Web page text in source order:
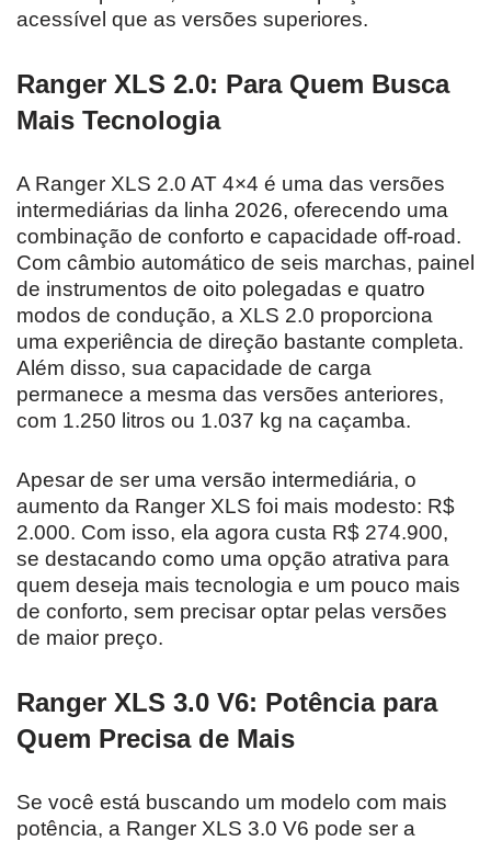
acessível que as versões superiores.
Ranger XLS 2.0: Para Quem Busca
Mais Tecnologia
A Ranger XLS 2.0 AT 4×4 é uma das versões
intermediárias da linha 2026, oferecendo uma
combinação de conforto e capacidade off-road.
Com câmbio automático de seis marchas, painel
de instrumentos de oito polegadas e quatro
modos de condução, a XLS 2.0 proporciona
uma experiência de direção bastante completa.
Além disso, sua capacidade de carga
permanece a mesma das versões anteriores,
com 1.250 litros ou 1.037 kg na caçamba.
Apesar de ser uma versão intermediária, o
aumento da Ranger XLS foi mais modesto: R$
2.000. Com isso, ela agora custa R$ 274.900,
se destacando como uma opção atrativa para
quem deseja mais tecnologia e um pouco mais
de conforto, sem precisar optar pelas versões
de maior preço.
Ranger XLS 3.0 V6: Potência para
Quem Precisa de Mais
Se você está buscando um modelo com mais
potência, a Ranger XLS 3.0 V6 pode ser a